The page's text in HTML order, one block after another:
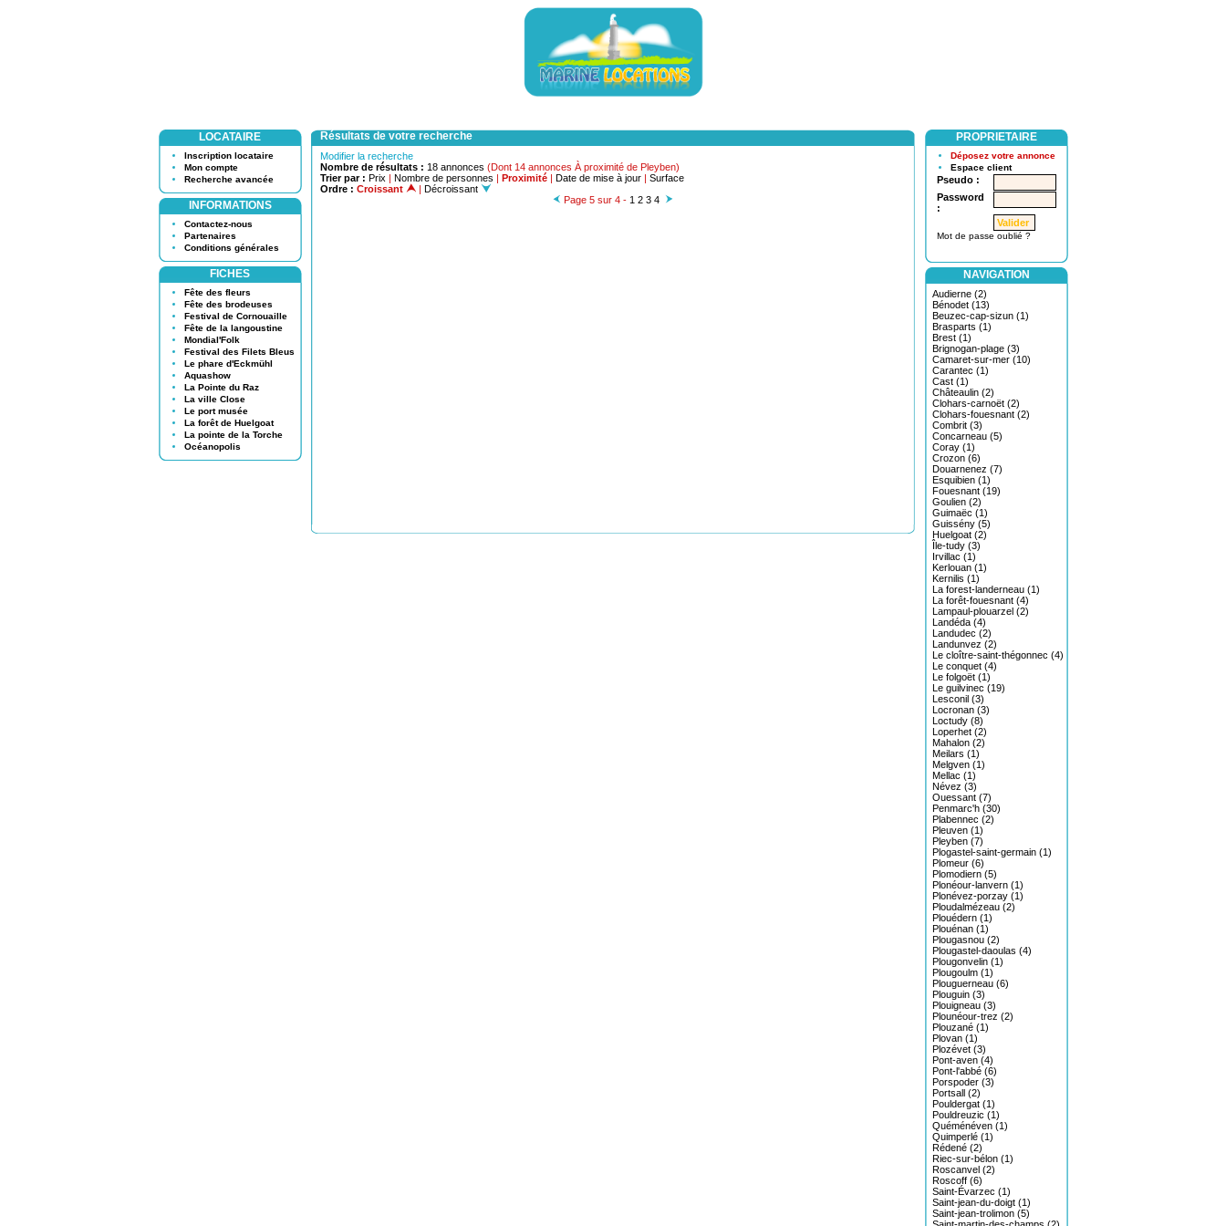
LOCATAIRE
Inscription locataire
Mon compte
Recherche avancée
INFORMATIONS
Contactez-nous
Partenaires
Conditions générales
FICHES
Fête des fleurs
Fête des brodeuses
Festival de Cornouaille
Fête de la langoustine
Mondial'Folk
Festival des Filets Bleus
Le phare d'Eckmühl
Aquashow
La Pointe du Raz
La ville Close
Le port musée
La forêt de Huelgoat
La pointe de la Torche
Océanopolis
Résultats de votre recherche
Modifier la recherche
Nombre de résultats : 18 annonces (Dont 14 annonces À proximité de Pleyben)
Trier par : Prix | Nombre de personnes | Proximité | Date de mise à jour | Surface
Ordre : Croissant | Décroissant
Page 5 sur 4 - 1 2 3 4
PROPRIETAIRE
Déposez votre annonce
Espace client
Pseudo :
Password
:
Mot de passe oublié ?
NAVIGATION
Audierne (2)
Bénodet (13)
Beuzec-cap-sizun (1)
Brasparts (1)
Brest (1)
Brignogan-plage (3)
Camaret-sur-mer (10)
Carantec (1)
Cast (1)
Châteaulin (2)
Clohars-carnoët (2)
Clohars-fouesnant (2)
Combrit (3)
Concarneau (5)
Coray (1)
Crozon (6)
Douarnenez (7)
Esquibien (1)
Fouesnant (19)
Goulien (2)
Guimaëc (1)
Guissény (5)
Huelgoat (2)
Île-tudy (3)
Irvillac (1)
Kerlouan (1)
Kernilis (1)
La forest-landerneau (1)
La forêt-fouesnant (4)
Lampaul-plouarzel (2)
Landéda (4)
Landudec (2)
Landunvez (2)
Le cloître-saint-thégonnec (4)
Le conquet (4)
Le folgoët (1)
Le guilvinec (19)
Lesconil (3)
Locronan (3)
Loctudy (8)
Loperhet (2)
Mahalon (2)
Meilars (1)
Melgven (1)
Mellac (1)
Névez (3)
Ouessant (7)
Penmarc'h (30)
Plabennec (2)
Pleuven (1)
Pleyben (7)
Plogastel-saint-germain (1)
Plomeur (6)
Plomodiern (5)
Plonéour-lanvern (1)
Plonévez-porzay (1)
Ploudalmézeau (2)
Plouédern (1)
Plouénan (1)
Plougasnou (2)
Plougastel-daoulas (4)
Plougonvelin (1)
Plougoulm (1)
Plouguerneau (6)
Plouguin (3)
Plouigneau (3)
Plounéour-trez (2)
Plouzané (1)
Plovan (1)
Plozévet (3)
Pont-aven (4)
Pont-l'abbé (6)
Porspoder (3)
Portsall (2)
Pouldergat (1)
Pouldreuzic (1)
Quéménéven (1)
Quimperlé (1)
Rédené (2)
Riec-sur-bélon (1)
Roscanvel (2)
Roscoff (6)
Saint-Évarzec (1)
Saint-jean-du-doigt (1)
Saint-jean-trolimon (5)